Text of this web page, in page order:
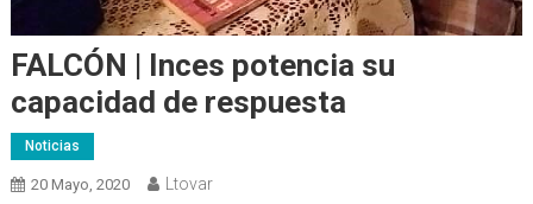
FALCÓN | Inces potencia su
capacidad de respuesta
Noticias
20 Mayo, 2020 Ltovar